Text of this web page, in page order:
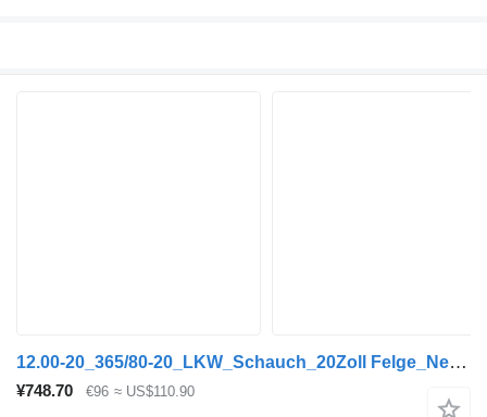
12.00-20_365/80-20_LKW_Schauch_20Zoll Felge_Neu_(4x im Set)
¥748.70 €96 ≈ US$110.90